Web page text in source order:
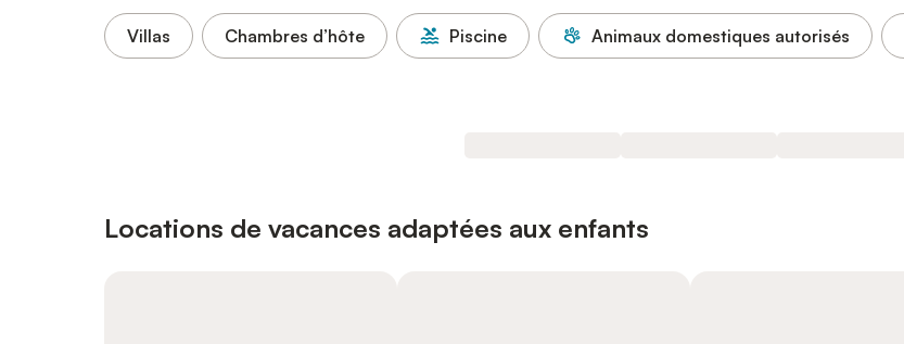
Villas Chambres d’hôte Piscine Animaux domestiques autorisés
Locations de vacances adaptées aux enfants